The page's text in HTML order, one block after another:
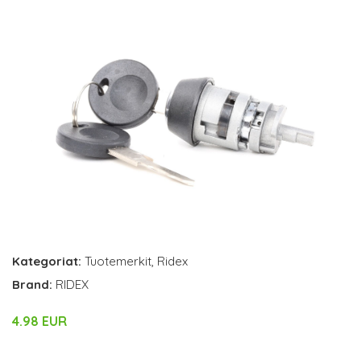
Kategoriat: Tuotemerkit Ridex
Brand: RIDEX
4.98 EUR